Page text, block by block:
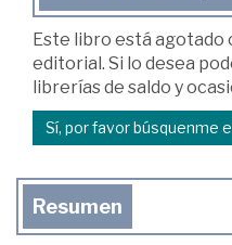
Este libro está agotado
editorial. Si lo desea
librerías de saldo y
Sí, por favor búsquenme
Resumen